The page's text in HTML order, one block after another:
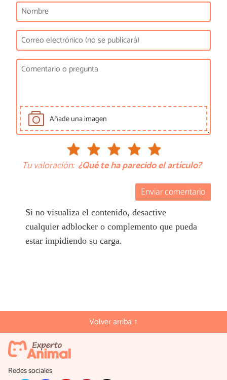
Añade una imagen
Tu valoración: ¿Qué te ha parecido el artículo?
Enviar comentario
Si no visualiza el contenido, desactive
cualquier adblocker o complemento que pueda
estar impidiendo su carga.
Volver arriba ↑
Redes sociales